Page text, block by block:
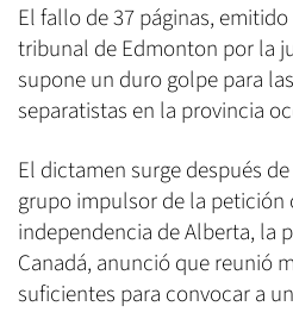
El fallo de 37 páginas,
tribunal de Edmonton por la
supone un duro golpe para
separatistas en la provincia
El dictamen surge después
grupo impulsor de la petición
independencia de Alberta, la
Canadá, anunció que reunió
suficientes para convocar a